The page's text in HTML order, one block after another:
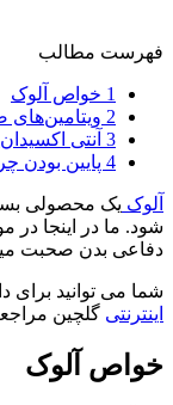
فهرست مطالب
1 خواص آلوک
2
3 آنتی
4 پایین بودن
آلوک یک محصولی
شود. ما در اینجا در
دفاعی بدن صحبت
شما می توانید
اینترنتی گلچین
خواص آلوک